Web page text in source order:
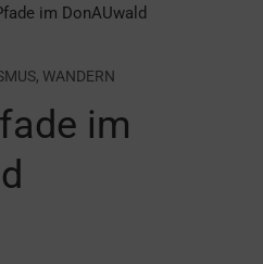
im DonAUwald
, WANDERN
im